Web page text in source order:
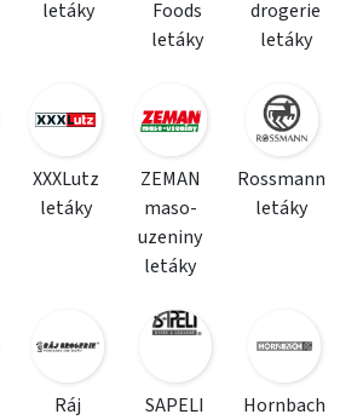
letáky
Foods
letáky
drogerie
letáky
XXXLutz
letáky
ZEMAN
maso-
uzeniny
letáky
Rossmann
letáky
Ráj
SAPELI
Hornbach